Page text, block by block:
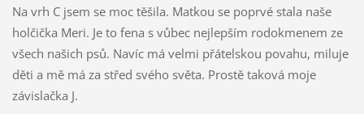
Na vrh C jsem se moc těšila. Matkou se poprvé stala naše
holčička Meri. Je to fena s vůbec nejlepším rodokmenem ze
všech našich psů. Navíc má velmi přátelskou povahu, miluje
děti a mě má za střed svého světa. Prostě taková moje
závislačka J.